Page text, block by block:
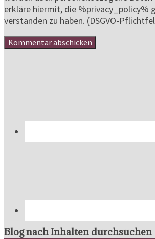
erkläre hiermit, die %privacy_policy%
verstanden zu haben. (DSGVO-
Blog nach Inhalten durchsuchen